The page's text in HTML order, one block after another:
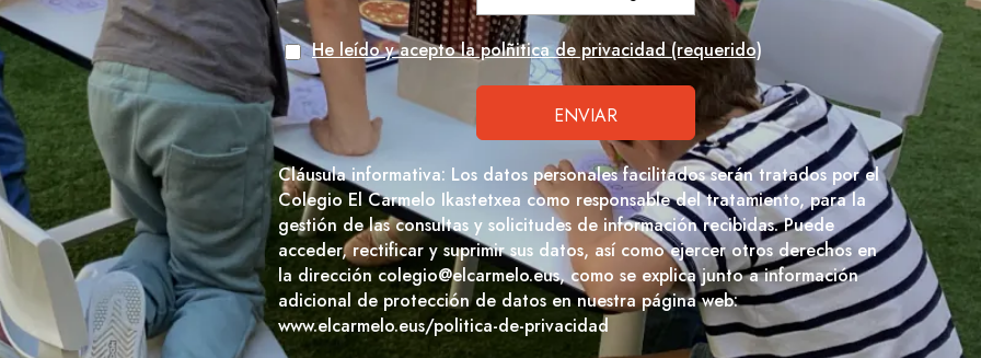
He leído y acepto la polñitica de privacidad (requerido)
Cláusula informativa: Los datos personales facilitados serán tratados por el
Colegio El Carmelo Ikastetxea como responsable del tratamiento, para la
gestión de las consultas y solicitudes de información recibidas. Puede
acceder, rectificar y suprimir sus datos, así como ejercer otros derechos en
la dirección colegio@elcarmelo.eus, como se explica junto a información
adicional de protección de datos en nuestra página web:
www.elcarmelo.eus/politica-de-privacidad